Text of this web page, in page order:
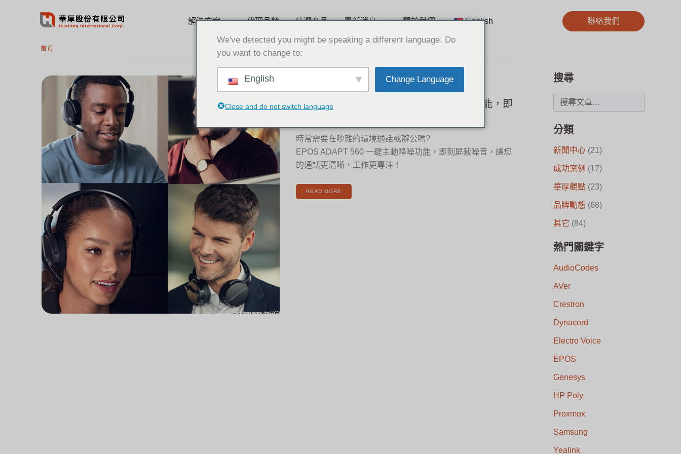
解決方案 代理品牌 精選產品 最新消息 關於我們 English 聯絡我們
首頁
[新聞] EPOS ADAPT 560 一鍵主動降噪功能，即
時常需要在吵雜的環境通話或辦公嗎?
EPOS ADAPT 560 一鍵主動降噪功能，即刻屏蔽噪音，讓您
的通話更清晰，工作更專注！
560
主
功
即
刻
屏
蔽
境
噪
READ MORE
搜尋
分類
新聞中心 (21)
成功案例 (17)
華厚觀點 (23)
品牌動態 (68)
其它 (84)
熱門關鍵字
AudioCodes
AVer
Crestron
Dynacord
Electro Voice
EPOS
Genesys
HP Poly
Proxmox
Samsung
Yealink
We've detected you might be speaking a different language. Do
you want to change to:
English Change Language
Close and do not switch language